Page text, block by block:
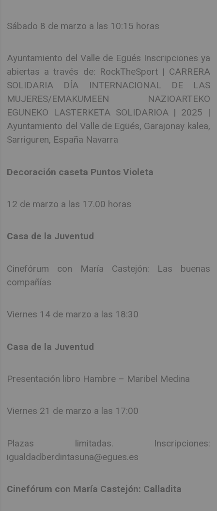
Sábado 8 de marzo a las 10:15 horas
Ayuntamiento del Valle de Egüés Inscripciones ya
abiertas a través de: RockTheSport | CARRERA
SOLIDARIA DÍA INTERNACIONAL DE LAS
MUJERES/EMAKUMEEN NAZIOARTEKO
EGUNEKO LASTERKETA SOLIDARIOA | 2025 |
Ayuntamiento del Valle de Egüés, Garajonay kalea,
Sarriguren, España Navarra
Decoración caseta Puntos Violeta
12 de marzo a las 17.00 horas
Casa de la Juventud
Cinefórum con María Castejón: Las buenas
compañías
Viernes 14 de marzo a las 18:30
Casa de la Juventud
Presentación libro Hambre – Maribel Medina
Viernes 21 de marzo a las 17:00
Plazas limitadas. Inscripciones:
igualdadberdintasuna@egues.es
Cinefórum con María Castejón: Calladita